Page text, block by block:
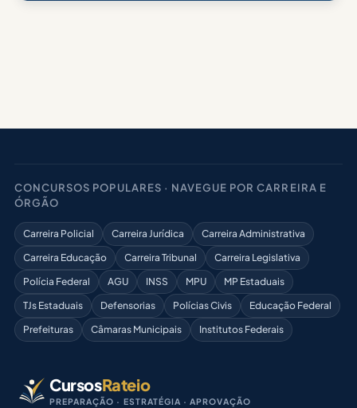
CONCURSOS POPULARES · NAVEGUE POR CARREIRA E
ÓRGÃO
Carreira Policial Carreira Jurídica
Carreira Administrativa
Carreira Educação
Carreira Tribunal
Carreira Legislativa
Polícia Federal
AGU INSS MPU
MP Estaduais
TJs Estaduais
Defensorias Polícias Civis
Educação Federal
Prefeituras
Câmaras Municipais Institutos Federais
CursosRateio
PREPARAÇÃO · ESTRATÉGIA · APROVAÇÃO